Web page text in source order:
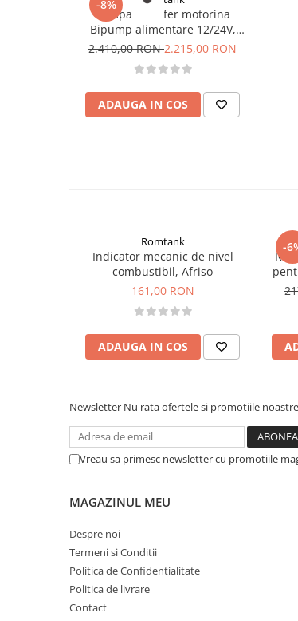
-8%
Pompa transfer motorina
Bipump alimentare 12/24V,
85l/min
2.410,00 RON2.215,00 RON
ADAUGA IN COS
Romtank
Indicator mecanic de nivel
combustibil, Afriso
161,00 RON
ADAUGA IN COS
-
Newsletter Nu rata ofertele si promotiile noastre
Vreau sa primesc newsletter cu promotiile
MAGAZINUL MEU
Despre noi
Termeni si Conditii
Politica de Confidentialitate
Politica de livrare
Contact